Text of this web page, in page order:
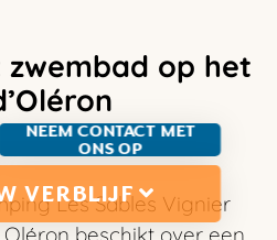
NEEM CONTACT MET
ONS OP
VERBLIJF
zwembad op het
Les Sables Vignier
beschikt over een